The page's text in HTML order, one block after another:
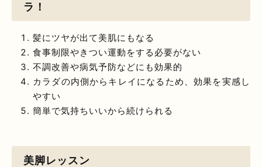
ラ！
髪にツヤが出て美肌にもなる
食事制限やきつい運動をする必要がない
不調改善や病気予防などにも効果的
カラダの内側からキレイになるため、効果を実感し
やすい
簡単で気持ちいいから続けられる
美脚レッスン